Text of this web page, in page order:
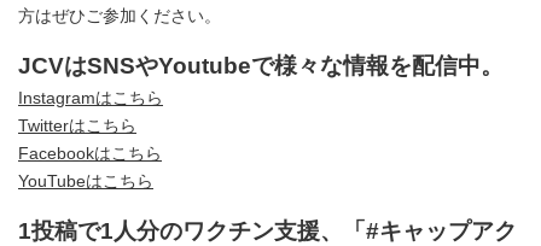
方はぜひご参加ください。
JCVはSNSやYoutubeで様々な情報を配信中。
Instagramはこちら
Twitterはこちら
Facebookはこちら
YouTubeはこちら
1投稿で1人分のワクチン支援、「#キャップアク